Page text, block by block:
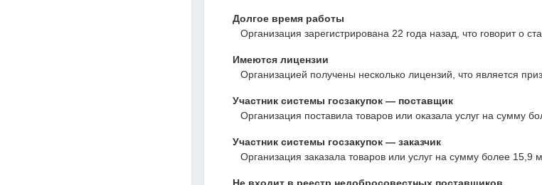
Долгое время работы
Организация зарегистрирована 22 года назад, что говорит о
Имеются лицензии
Организацией получены несколько лицензий, что является
Участник системы госзакупок — поставщик
Организация поставила товаров или оказала услуг на сумму
Участник системы госзакупок — заказчик
Организация заказала товаров или услуг на сумму более 15,9